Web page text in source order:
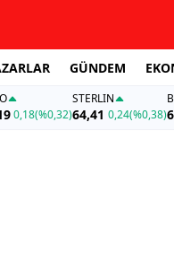
GÜNDEM
0,18(%0,32)
STERLIN
64,41 0,24(%0,38)